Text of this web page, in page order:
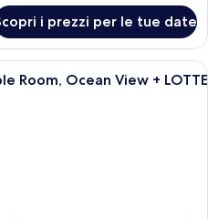
i prezzi per le tue date
Un edificio moderno e slanciato con
Room, Ocean View + LOTTE